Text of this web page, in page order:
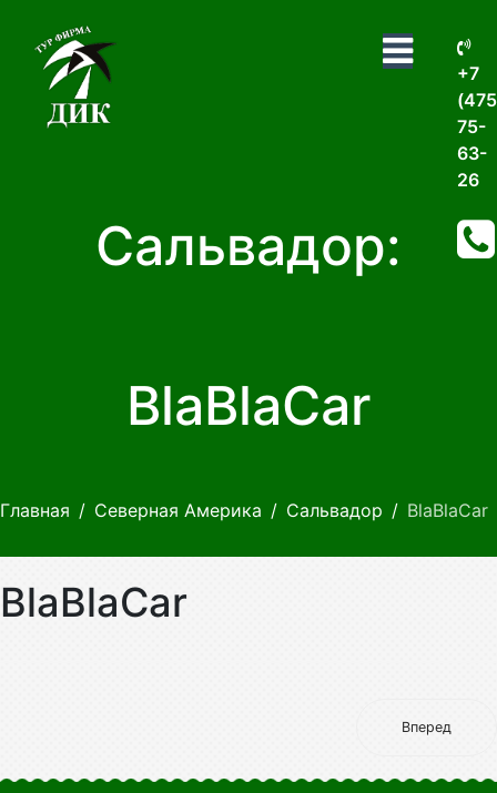
+7
75-
63-
26
Сальвадор:
BlaBlaCar
Главная Северная Америка Сальвадор BlaBlaCar
BlaBlaCar
Вперед